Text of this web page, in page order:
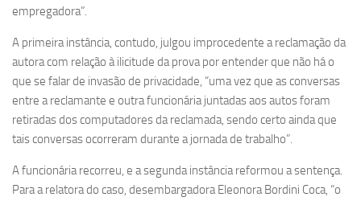
empregadora”.
A primeira instância, contudo, julgou improcedente a reclamação da
autora com relação à ilicitude da prova por entender que não há o
que se falar de invasão de privacidade, “uma vez que as conversas
entre a reclamante e outra funcionária juntadas aos autos foram
retiradas dos computadores da reclamada, sendo certo ainda que
tais conversas ocorreram durante a jornada de trabalho”.
A funcionária recorreu, e a segunda instância reformou a sentença.
Para a relatora do caso, desembargadora Eleonora Bordini Coca, “o